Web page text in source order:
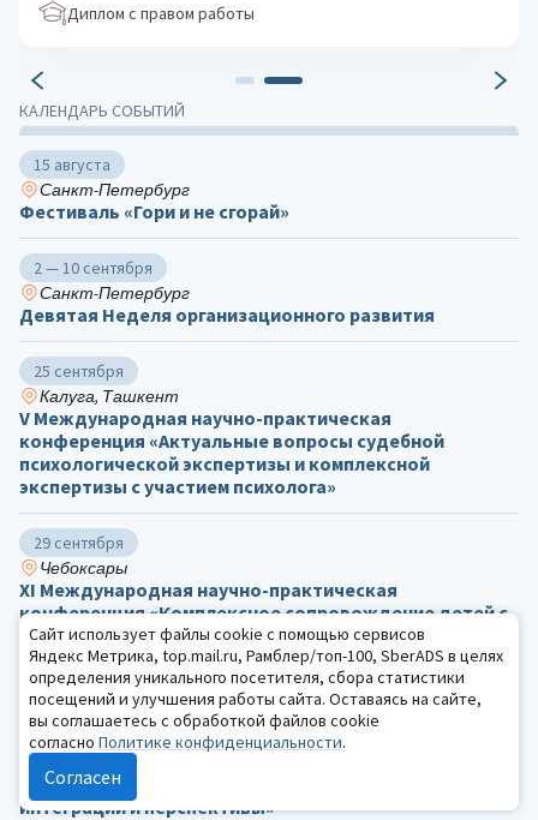
КАЛЕНДАРЬ СОБЫТИЙ
15 августа
Санкт-Петербург
Фестиваль «Гори и не сгорай»
2 — 10 сентября
Санкт-Петербург
Девятая Неделя организационного развития
25 сентября
Калуга, Ташкент
V Международная научно-практическая
конференция «Актуальные вопросы судебной
психологической экспертизы и комплексной
экспертизы с участием психолога»
29 сентября
Чебоксары
ХΙ Международная научно-практическая
конференция «Комплексное сопровождение детей с
ограниченными возможностями здоровья»
1 октября
Тверь, заочно
I Всероссийский с международным участием научно-
практический симпозиум «Ювенальная
девиантология: актуальные тренды развития,
интеграции и перспективы»
Диплом с правом работы
Сайт использует файлы cookie с помощью сервисов
Яндекс Метрика, top.mail.ru, Рамблер/топ-100, SberADS в целях
определения уникального посетителя, сбора статистики
посещений и улучшения работы сайта. Оставаясь на сайте,
вы соглашаетесь с обработкой файлов cookie
согласно Политике конфиденциальности.
Согласен